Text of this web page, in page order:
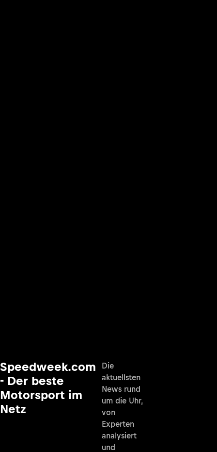
Speedweek.com
- Der beste
Motorsport im
Netz
Die
aktuellsten
News rund
um die Uhr,
von
Experten
analysiert
und